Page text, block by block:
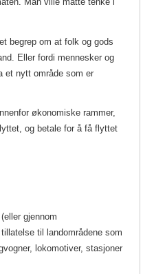
begrep om at folk og gods
Eller fordi mennesker og
et nytt område som er
økonomiske rammer,
og betale for å få flyttet
gjennom
til landområdene som
lokomotiver, stasjoner